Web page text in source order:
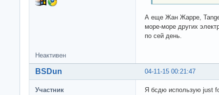
А еще Жан Жарре,
море-море других
по сей день.
Неактивен
04-11-15 00:21:47
BSDun
Участник
Я бсдю использую just